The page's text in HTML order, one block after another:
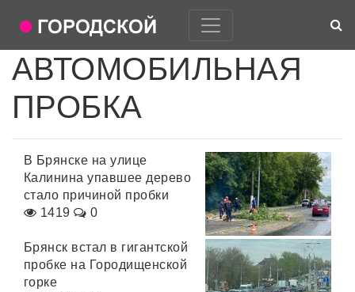
АВТОМОБИЛЬНАЯ
ПРОБКА
В Брянске на улице
Калинина упавшее дерево
стало причиной пробки
1419
0
Брянск встал в гигантской
пробке на Городищенской
горке